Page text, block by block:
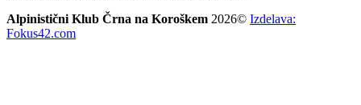
Alpinistični Klub Črna na Koroškem 2026© Izdelava:
Fokus42.com